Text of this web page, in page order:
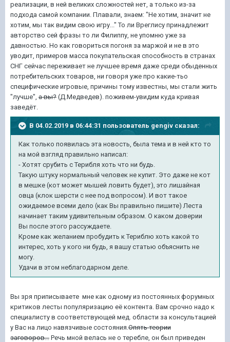
реализации, в ней великих сложностей нет, а только из-за
подхода самой компании. Плавали, знаем: "Не хотим, значит не
хотим, мы так видим свою игру..." То ли Вреглису принадлежит
авторство сей фразы то ли Филиппу, не упомню уже за
давностью. Но как говориться погоня за маржой и не в это
уводит, примеров масса покупательская способность в странах
СНГ сейчас переживает не лучшее время даже среди обыденных
потребительских товаров, ни говоря уже про какие-тьо
специфические игровые, причины тому известны, мы стали жить
"лучше", а вы? (Д.Медведев). поживем-увидим куда кривая
заведёт.
В 04.02.2019 в 06:44:31 пользователь gengiv сказал:
Как только появилась эта новость, была тема и в ней кто то
на мой взгляд правильно написал:
- Хотят срубить с Терибля хоть что ни будь.
Такую штуку нормальный человек не купит. Это даже не кот
в мешке (кот может мышей ловить будет), это лишайная
овца (клок шерсти с нее под вопросом). И вот такое
ожидаемое всеми дело (как Вы правильно пишите) Леста
начинает таким удивительным образом. О каком доверии
Вы после этого рассуждаете.
Кроме как желанием пробудить к Териблю хоть какой то
интерес, хоть у кого ни будь, я вашу статью объяснить не
могу.
Удачи в этом неблагодарном деле.
Вы зря приписываете мне как одному из постоянных форумных
критиков лесты популяризацию её контента. Вам срочно надо к
специалисту в соответствующей мед. области за консультацией
у Вас на лицо навязчивые состояния.Опять теории
заговоров... Речь мной велась не о теребле, он был приведен